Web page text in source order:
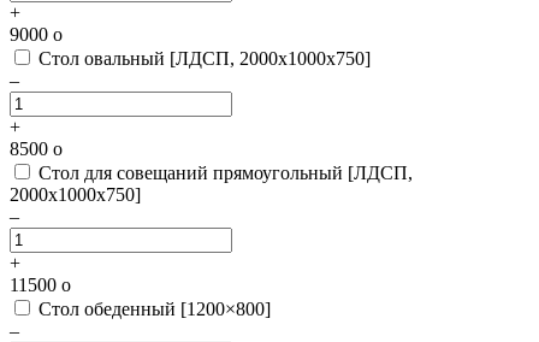
+
9000 o
Стол овальный [ЛДСП, 2000х1000х750]
–
+
8500 o
Стол для совещаний прямоугольный [ЛДСП,
2000х1000х750]
–
+
11500 o
Стол обеденный [1200×800]
–